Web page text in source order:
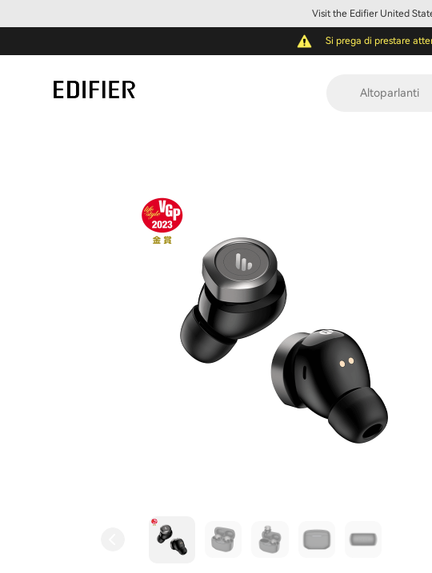
Visit the Edifier United
Si prega di prestare
Altoparlanti